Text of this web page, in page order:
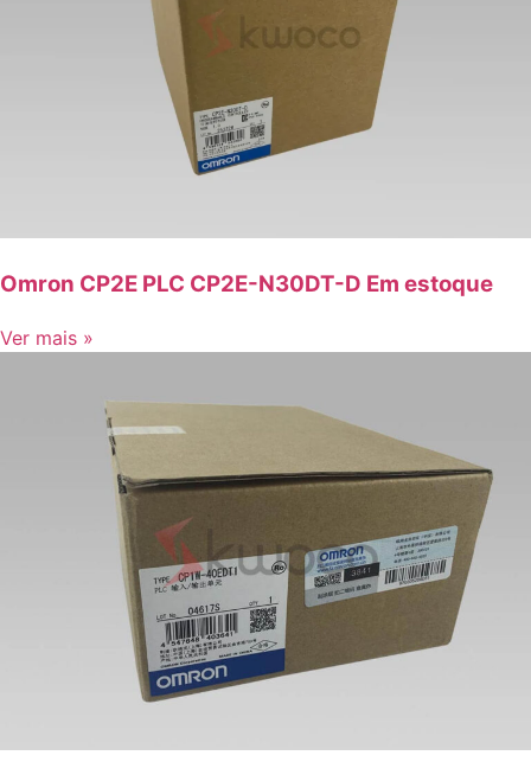
Omron CP2E PLC CP2E-N30DT-D Em estoque
Ver mais »